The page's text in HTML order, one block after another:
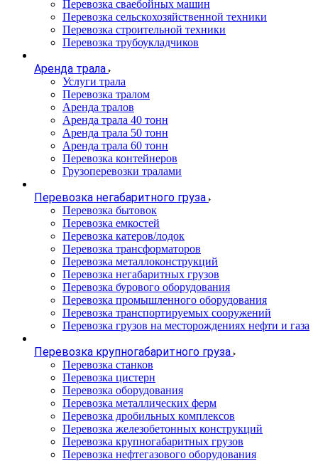
Перевозка сваебойных машин
Перевозка сельскохозяйственной техники
Перевозка строительной техники
Перевозка трубоукладчиков
Аренда трала
Услуги трала
Перевозка тралом
Аренда тралов
Аренда трала 40 тонн
Аренда трала 50 тонн
Аренда трала 60 тонн
Перевозка контейнеров
Грузоперевозки тралами
Перевозка негабаритного груза
Перевозка бытовок
Перевозка емкостей
Перевозка катеров/лодок
Перевозка трансформаторов
Перевозка металлоконструкций
Перевозка негабаритных грузов
Перевозка бурового оборудования
Перевозка промышленного оборудования
Перевозка транспортируемых сооружений
Перевозка грузов на месторождениях нефти и газа
Перевозка крупногабаритного груза
Перевозка станков
Перевозка цистерн
Перевозка оборудования
Перевозка металлических ферм
Перевозка дробильных комплексов
Перевозка железобетонных конструкций
Перевозка крупногабаритных грузов
Перевозка нефтегазового оборудования